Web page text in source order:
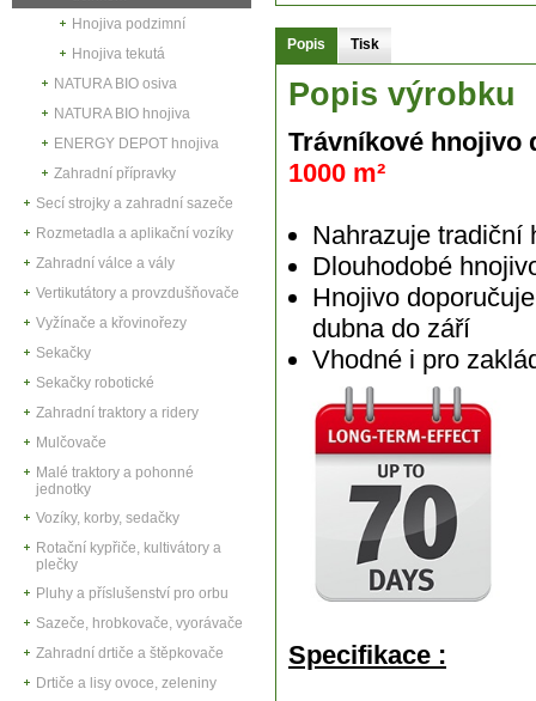
Hnojiva podzimní
Hnojiva tekutá
NATURA BIO osiva
NATURA BIO hnojiva
ENERGY DEPOT hnojiva
Zahradní přípravky
Secí strojky a zahradní sazeče
Rozmetadla a aplikační vozíky
Zahradní válce a vály
Vertikutátory a provzdušňovače
Vyžínače a křovinořezy
Sekačky
Sekačky robotické
Zahradní traktory a ridery
Mulčovače
Malé traktory a pohonné
jednotky
Vozíky, korby, sedačky
Rotační kypřiče, kultivátory a
plečky
Pluhy a příslušenství pro orbu
Sazeče, hrobkovače, vyorávače
Zahradní drtiče a štěpkovače
Drtiče a lisy ovoce, zeleniny
Popis Tisk
Popis výrobku
Trávníkové hnojivo
1000 m²
Nahrazuje tradiční
Dlouhodobé
Hnojivo
dubna do září
Vhodné i pro
Specifikace :